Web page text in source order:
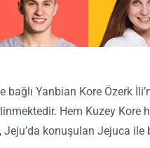
bağlı Yanbian Kore
Hem Kuzey Kore
konuşulan Jejuca ile